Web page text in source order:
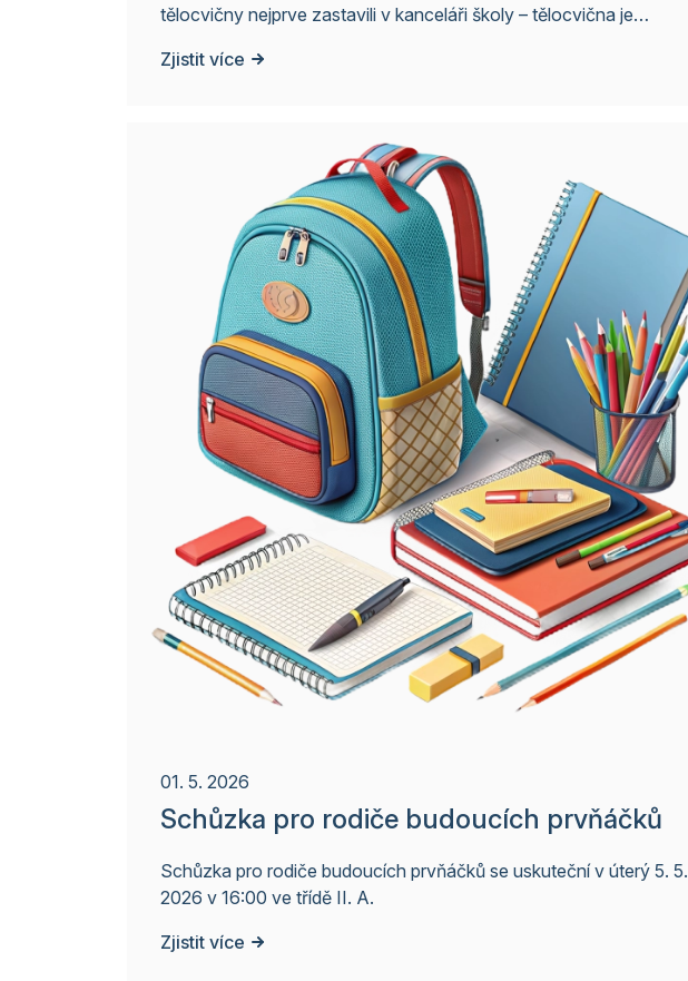
tělocvičny nejprve zastavili v kanceláři školy – tělocvična je
Zjistit více
01. 5. 2026
Schůzka pro rodiče budoucích prvňáčků
Schůzka pro rodiče budoucích prvňáčků se uskuteční v úterý 5. 5.
2026 v 16:00 ve třídě II. A.
Zjistit více